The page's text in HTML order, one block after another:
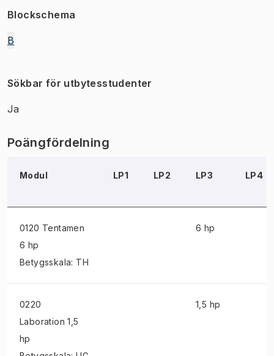
Blockschema
B
Sökbar för utbytesstudenter
Ja
Poängfördelning
Modul LP1 LP2 LP3 LP4
0120 Tentamen
6 hp
Betygsskala: TH
6 hp
0220
Laboration 1,5
hp
1,5 hp